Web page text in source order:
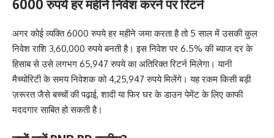
6000 रुपये हर महीने निवेश करने पर रिटर्न
अगर कोई व्यक्ति 6000 रुपये हर महीने जमा करता है तो 5 साल में उसकी कुल
निवेश राशि 3,60,000 रुपये बनती है। इस निवेश पर 6.5% की ब्याज दर के
हिसाब से उसे लगभग 65,947 रुपये का अतिरिक्त रिटर्न मिलेगा। यानी
मैच्योरिटी के समय निवेशक को 4,25,947 रुपये मिलेंगे। यह रकम किसी बड़ी
ज़रूरत जैसे बच्चों की पढ़ाई, शादी या फिर घर के डाउन पेमेंट के लिए काफी
मददगार साबित हो सकती है।